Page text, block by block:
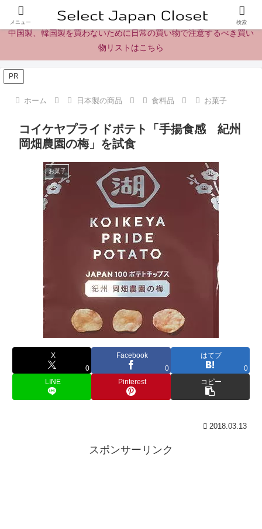
日本製の商品、製品、食品レビューとニュース
中国製、韓国製を買わないために日常の買い物で注意するべき買い
物リストはこちら
PR
ホーム 日本製の商品 食料品 お菓子
コイケヤプライドポテト「手揚食感 紀州
岡畑農園の梅」を試食
お菓子
X
0
Facebook
0
はてブ
0
LINE
Pinterest コピー
2018.03.13
スポンサーリンク
メニュー 検索